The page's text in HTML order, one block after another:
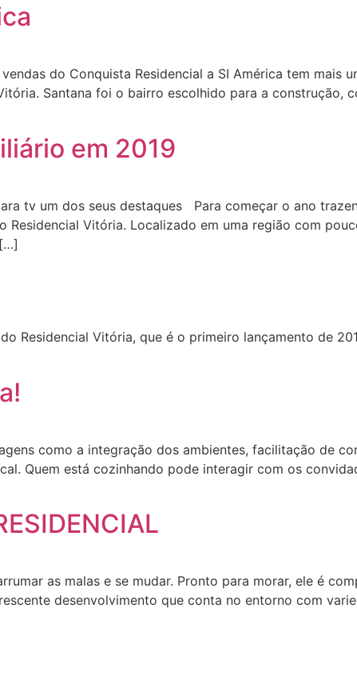
do Conquista Residencial a SI América tem mais
Santana foi o bairro escolhido para a construção,
em 2019
tv um dos seus destaques Para começar o ano
Vitória. Localizado em uma região com
Residencial Vitória, que é o primeiro lançamento de
como a integração dos ambientes, facilitação de
Quem está cozinhando pode interagir com os
as malas e se mudar. Pronto para morar, ele é
desenvolvimento que conta no entorno com